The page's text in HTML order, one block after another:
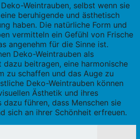
Weintrauben, selbst wenn sie
beruhigende und ästhetisch
haben. Die natürliche Form und
vermitteln ein Gefühl von Frische
angenehm für die Sinne ist.
Deko-Weintrauben als
beitragen, eine harmonische
zu schaffen und das Auge zu
Deko-Weintrauben können
Ästhetik und ihres
dazu führen, dass Menschen sie
sich an ihrer Schönheit erfreuen.